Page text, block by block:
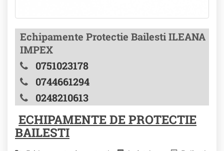
Echipamente Protectie Bailesti ILEANA
IMPEX
0751023178
0744661294
0248210613
ECHIPAMENTE DE PROTECTIE
BAILESTI